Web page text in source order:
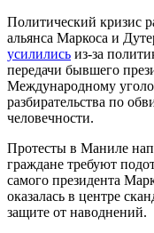
Политический кризис
альянса Маркоса и
усилились из-за
передачи бывшего
Международному
разбирательства по
человечности.
Протесты в Маниле
граждане требуют
самого президента
оказалась в центре
защите от наводнений.